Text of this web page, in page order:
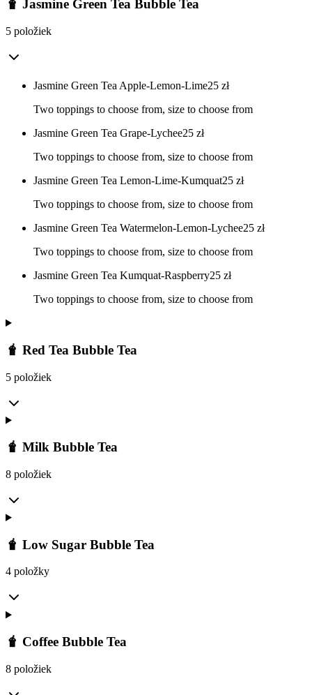
🧋 Jasmine Green Tea Bubble Tea
5 položiek
Jasmine Green Tea Apple-Lemon-Lime25 zł
Two toppings to choose from, size to choose from
Jasmine Green Tea Grape-Lychee25 zł
Two toppings to choose from, size to choose from
Jasmine Green Tea Lemon-Lime-Kumquat25 zł
Two toppings to choose from, size to choose from
Jasmine Green Tea Watermelon-Lemon-Lychee25 zł
Two toppings to choose from, size to choose from
Jasmine Green Tea Kumquat-Raspberry25 zł
Two toppings to choose from, size to choose from
🧋 Red Tea Bubble Tea
5 položiek
🧋 Milk Bubble Tea
8 položiek
🧋 Low Sugar Bubble Tea
4 položky
🧋 Coffee Bubble Tea
8 položiek